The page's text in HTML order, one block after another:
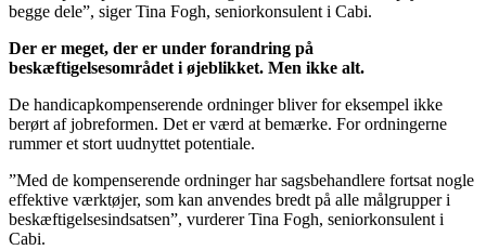
begge dele”, siger Tina Fogh, seniorkonsulent i Cabi.
Der er meget, der er under forandring på
beskæftigelsesområdet i øjeblikket. Men ikke alt.
De handicapkompenserende ordninger bliver for eksempel ikke
berørt af jobreformen. Det er værd at bemærke. For ordningerne
rummer et stort uudnyttet potentiale.
”Med de kompenserende ordninger har sagsbehandlere fortsat nogle
effektive værktøjer, som kan anvendes bredt på alle målgrupper i
beskæftigelsesindsatsen”, vurderer Tina Fogh, seniorkonsulent i
Cabi.